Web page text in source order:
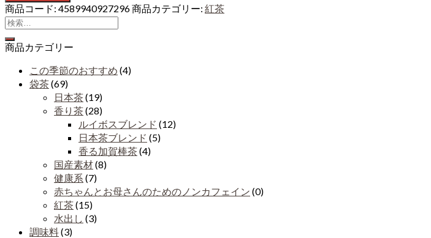
商品コード: 4589940927296商品カテゴリー: 紅茶
商品カテゴリー
この季節のおすすめ (4)
袋茶(69)
日本茶(19)
香り茶(28)
ルイボスブレンド (12)
日本茶ブレンド (5)
香る加賀棒茶(4)
国産素材(8)
健康系 (7)
赤ちゃんとお母さんのためのノンカフェイン (0)
紅茶(15)
水出し (3)
調味料(3)